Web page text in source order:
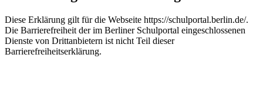
Diese Erklärung gilt für die Webseite https://schulportal.berlin.de/.
Die Barrierefreiheit der im Berliner Schulportal eingeschlossenen
Dienste von Drittanbietern ist nicht Teil dieser
Barrierefreiheitserklärung.